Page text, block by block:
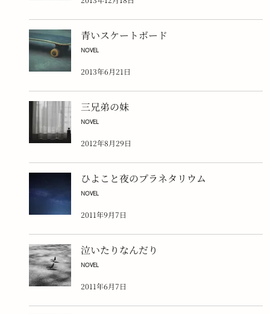
青いスケートボード
NOVEL
2013年6月21日
三兄弟の妹
NOVEL
2012年8月29日
ひよこと夜のプラネタリウム
NOVEL
2011年9月7日
泣いたりなんだり
NOVEL
2011年6月7日